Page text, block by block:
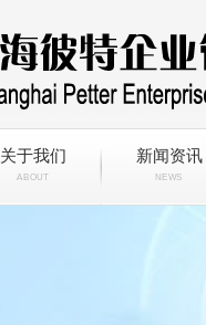
关于我们
ABOUT
新闻资讯
NEWS